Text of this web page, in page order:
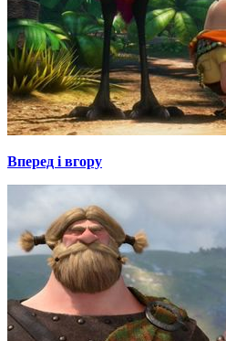
Вперед і вгору